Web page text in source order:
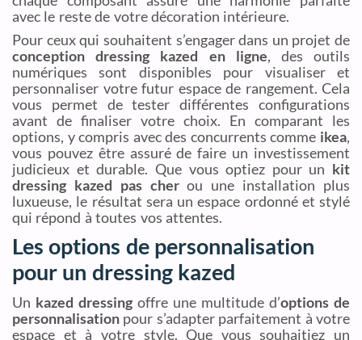
avec le reste de votre décoration intérieure.
Pour ceux qui souhaitent s’engager dans un projet de
conception dressing kazed en ligne, des outils
numériques sont disponibles pour visualiser et
personnaliser votre futur espace de rangement. Cela
vous permet de tester différentes configurations
avant de finaliser votre choix. En comparant les
options, y compris avec des concurrents comme ikea,
vous pouvez être assuré de faire un investissement
judicieux et durable. Que vous optiez pour un kit
dressing kazed pas cherou une installation plus
luxueuse, le résultat sera un espace ordonné et stylé
qui répond à toutes vos attentes.
Les options de personnalisation
pour un dressing kazed
Un kazed dressing offre une multitude d’options de
personnalisation pour s’adapter parfaitement à votre
espace et à votre style. Que vous souhaitiez un